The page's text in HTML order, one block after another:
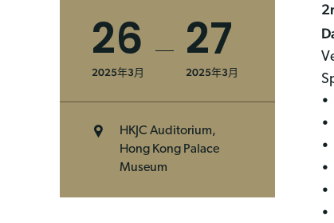
26
2025年3月
27
2025年3月
HKJC Auditorium,
Hong Kong Palace
Museum
•
•
•
•